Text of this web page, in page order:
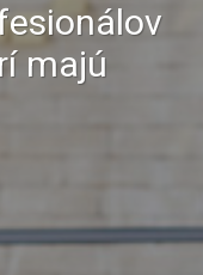
majú